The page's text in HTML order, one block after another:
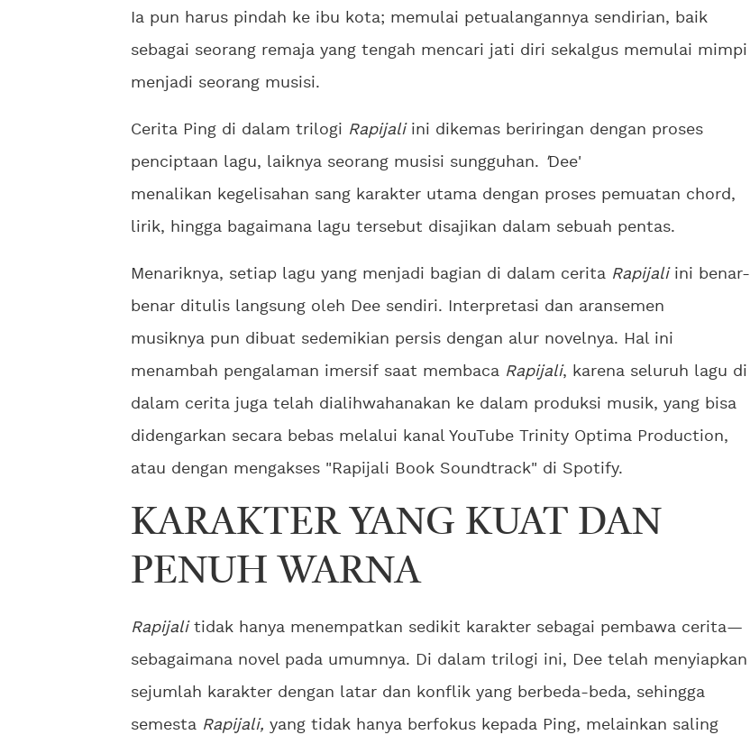
Ia pun harus pindah ke ibu kota; memulai petualangannya sendirian, baik
sebagai seorang remaja yang tengah mencari jati diri sekalgus memulai mimpi
menjadi seorang musisi.
Cerita Ping di dalam trilogi Rapijali ini dikemas beriringan dengan proses
penciptaan lagu, laiknya seorang musisi sungguhan. 'Dee'
menalikan kegelisahan sang karakter utama dengan proses pemuatan chord,
lirik, hingga bagaimana lagu tersebut disajikan dalam sebuah pentas.
Menariknya, setiap lagu yang menjadi bagian di dalam cerita Rapijali ini benar-
benar ditulis langsung oleh Dee sendiri. Interpretasi dan aransemen
musiknya pun dibuat sedemikian persis dengan alur novelnya. Hal ini
menambah pengalaman imersif saat membaca Rapijali, karena seluruh lagu di
dalam cerita juga telah dialihwahanakan ke dalam produksi musik, yang bisa
didengarkan secara bebas melalui kanal YouTube Trinity Optima Production,
atau dengan mengakses "Rapijali Book Soundtrack" di Spotify.
KARAKTER YANG KUAT DAN
PENUH WARNA
Rapijali tidak hanya menempatkan sedikit karakter sebagai pembawa cerita—
sebagaimana novel pada umumnya. Di dalam trilogi ini, Dee telah menyiapkan
sejumlah karakter dengan latar dan konflik yang berbeda-beda, sehingga
semesta Rapijali, yang tidak hanya berfokus kepada Ping, melainkan saling